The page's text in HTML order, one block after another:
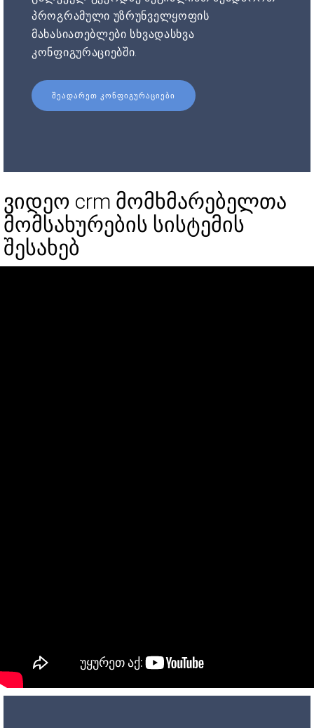
პროგრამული უზრუნველყოფის
მახასიათებლები სხვადასხვა
კონფიგურაციებში.
ᲨᲔᲐᲓᲐᲠᲔᲗ ᲙᲝᲜᲤᲘᲒᲣᲠᲐᲪᲘᲔᲑᲘ
ვიდეო crm მომხმარებელთა
მომსახურების სისტემის
შესახებ